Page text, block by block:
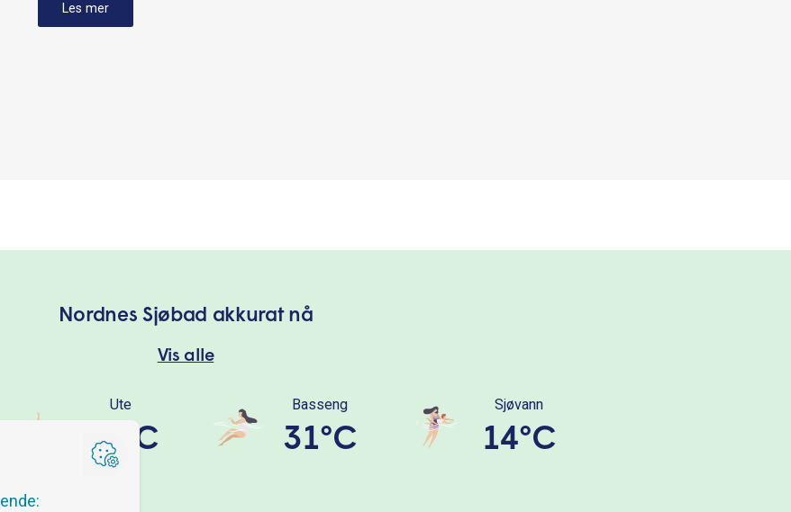
Les mer
Nordnes Sjøbad akkurat nå
Vis alle
Ute
12°C
Basseng
31°C
Sjøvann
14°C